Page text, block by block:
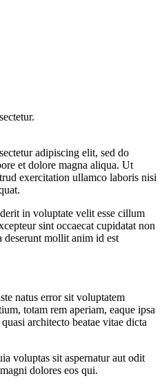
adipiscing elit, sed do
et dolore magna aliqua. Ut
exercitation ullamco laboris nisi
in voluptate velit esse cillum
sint occaecat cupidatat non
mollit anim id est
natus error sit voluptatem
totam rem aperiam, eaque ipsa
architecto beatae vitae dicta
voluptas sit aspernatur aut odit
dolores eos qui.